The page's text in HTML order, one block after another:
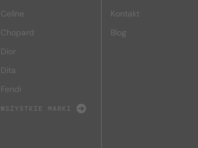
Celine
Chopard
Dior
Dita
Fendi
WSZYSTKIE MARKI
Kontakt
Blog